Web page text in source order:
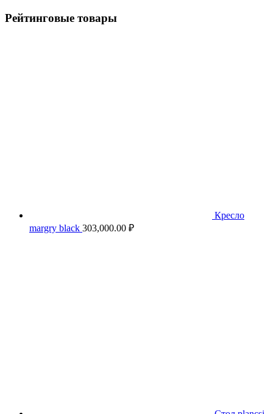
Рейтинговые товары
Кресло
margry black 303,000.00 ₽